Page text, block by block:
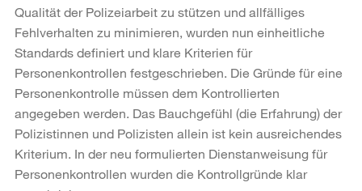
Qualität der Polizeiarbeit zu stützen und allfälliges
Fehlverhalten zu minimieren, wurden nun einheitliche
Standards definiert und klare Kriterien für
Personenkontrollen festgeschrieben. Die Gründe für eine
Personenkontrolle müssen dem Kontrollierten
angegeben werden. Das Bauchgefühl (die Erfahrung) der
Polizistinnen und Polizisten allein ist kein ausreichendes
Kriterium. In der neu formulierten Dienstanweisung für
Personenkontrollen wurden die Kontrollgründe klar